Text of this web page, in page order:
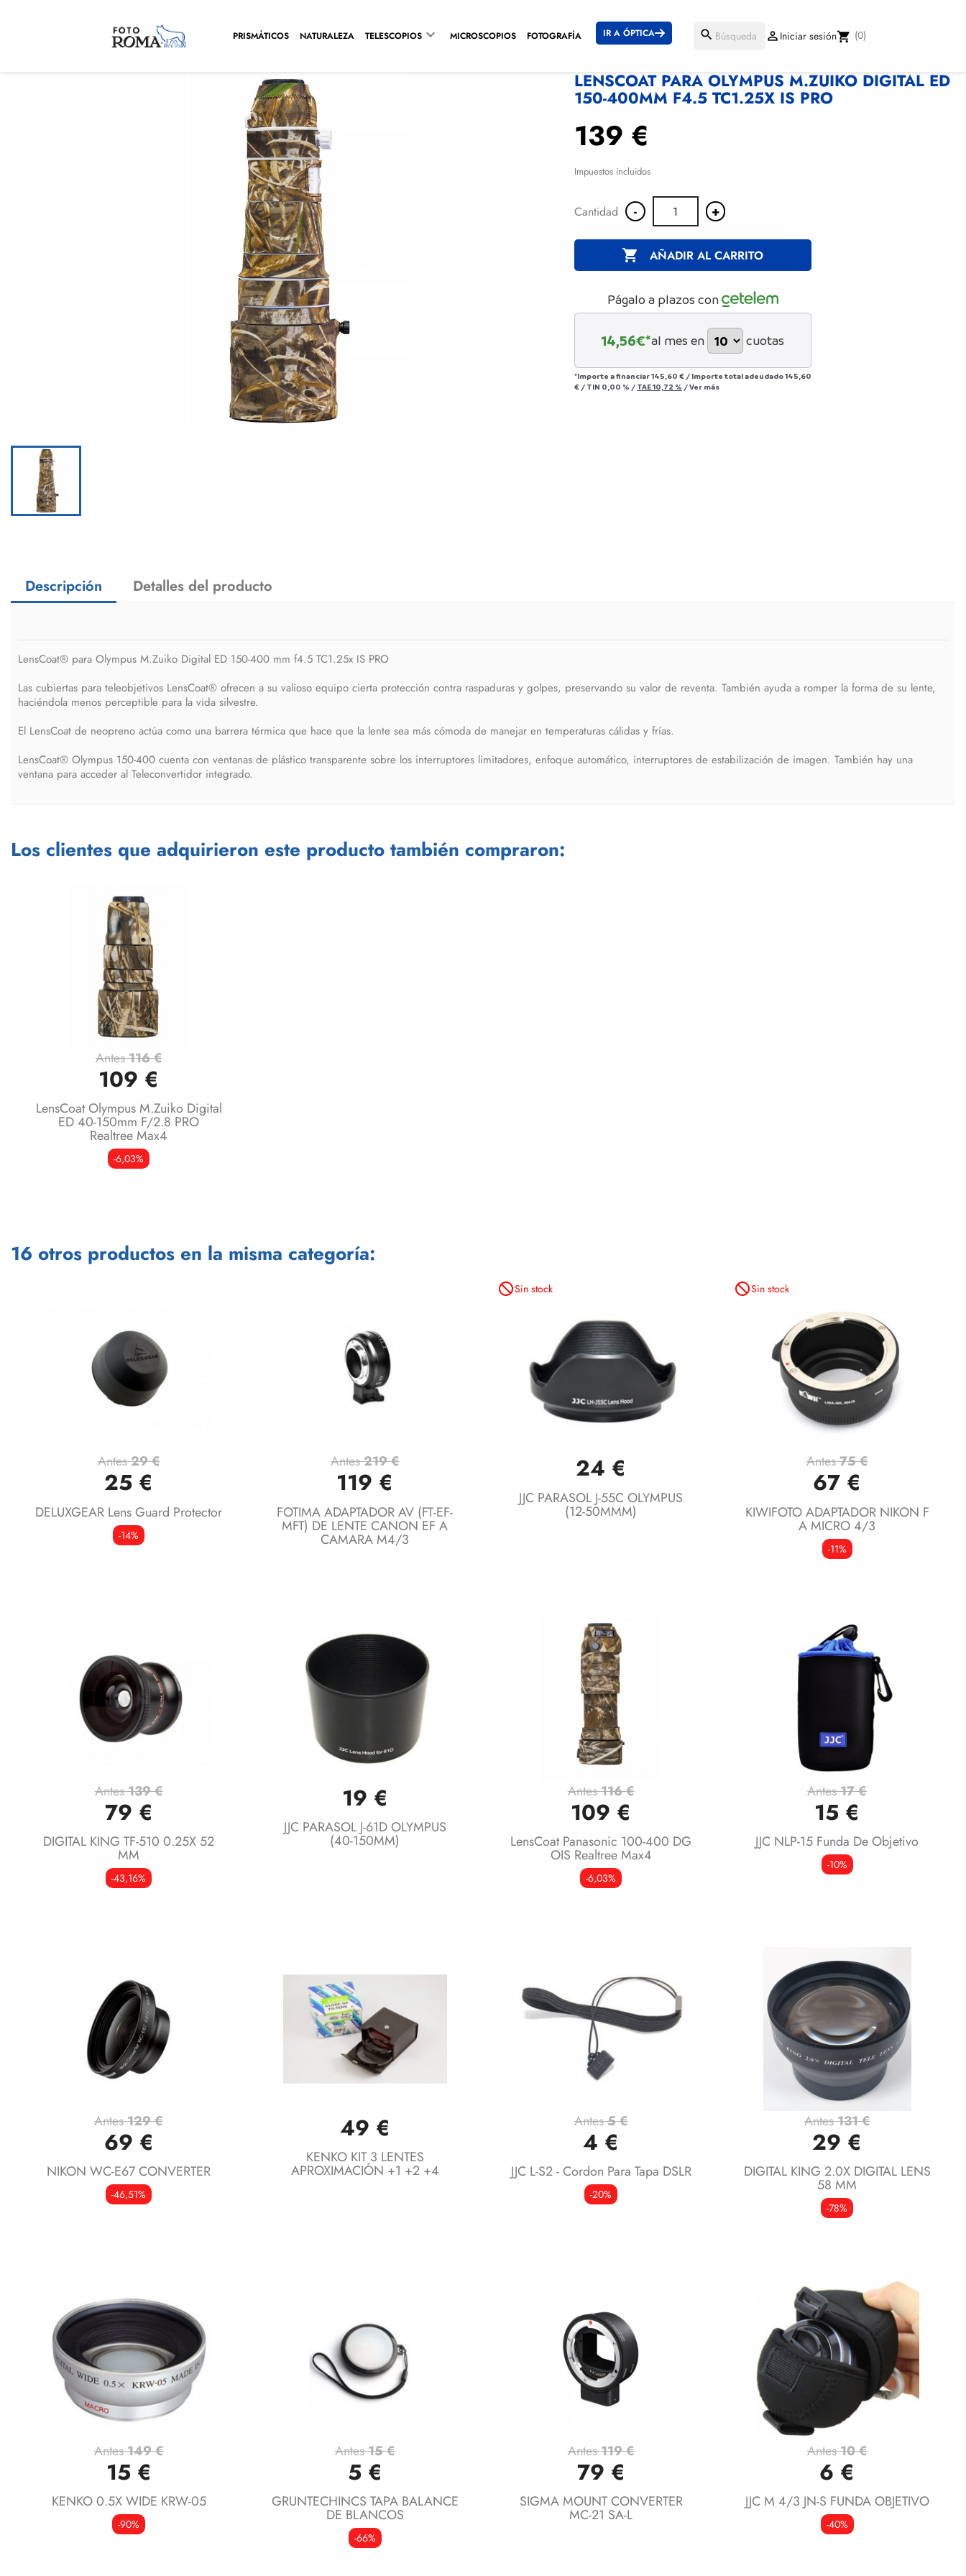
PRISMÁTICOS NATURALEZA TELESCOPIOS  MICROSCOPIOS FOTOGRAFÍA IR A ÓPTICA search  Iniciar sesiónshopping_cart (0)
LENSCOAT PARA OLYMPUS M.ZUIKO DIGITAL ED
150-400MM F4.5 TC1.25X IS PRO
139 €
Impuestos incluidos
Cantidad - +
 AÑADIR AL CARRITO
Págalo a plazos con
14,56€*al mes en cuotas
*Importe a financiar145,60 € / Importe total adeudado145,60
€/ TIN 0,00 % / TAE10,72 % /Ver más
Descripción Detalles del producto
LensCoat® para Olympus M.Zuiko Digital ED 150-400 mm f4.5 TC1.25x IS PRO
Las cubiertas para teleobjetivos LensCoat® ofrecen a su valioso equipo cierta protección contra raspaduras y golpes, preservando su valor de reventa. También ayuda a romper la forma de su lente,
haciéndola menos perceptible para la vida silvestre.
El LensCoat de neopreno actúa como una barrera térmica que hace que la lente sea más cómoda de manejar en temperaturas cálidas y frías.
LensCoat® Olympus 150-400 cuenta con ventanas de plástico transparente sobre los interruptores limitadores, enfoque automático, interruptores de estabilización de imagen. También hay una
ventana para acceder al Teleconvertidor integrado.
Los clientes que adquirieron este producto también compraron:
Vista rápida
Antes116 €
109 €
LensCoat Olympus M.Zuiko Digital
ED 40-150mm F/2.8 PRO
Realtree Max4
-6,03%
16 otros productos en la misma categoría:
Vista rápida
Antes29 €
25 €
DELUXGEAR Lens Guard Protector
-14%
Vista rápida
Antes219 €
119 €
FOTIMA ADAPTADOR AV (FT-EF-
MFT) DE LENTE CANON EF A
CAMARA M4/3
not_interestedSin stock
Vista rápida
24 €
JJC PARASOL J-55C OLYMPUS
(12-50MMM)
not_interestedSin stock
Vista rápida
Antes75 €
67 €
KIWIFOTO ADAPTADOR NIKON F
A MICRO 4/3
-11%
Vista rápida
Antes139 €
79 €
DIGITAL KING TF-510 0.25X 52
MM
-43,16%
Vista rápida
19 €
JJC PARASOL J-61D OLYMPUS
(40-150MM)
Vista rápida
Antes116 €
109 €
LensCoat Panasonic 100-400 DG
OIS Realtree Max4
-6,03%
Vista rápida
Antes17 €
15 €
JJC NLP-15 Funda De Objetivo
-10%
Vista rápida
Antes129 €
69 €
NIKON WC-E67 CONVERTER
-46,51%
Vista rápida
49 €
KENKO KIT 3 LENTES
APROXIMACIÓN +1 +2 +4
Vista rápida
Antes5 €
4 €
JJC L-S2 - Cordon Para Tapa DSLR
-20%
Vista rápida
Antes131 €
29 €
DIGITAL KING 2.0X DIGITAL LENS
58 MM
-78%
Vista rápida
Antes149 €
15 €
KENKO 0.5X WIDE KRW-05
-90%
Vista rápida
Antes15 €
5 €
GRUNTECHINCS TAPA BALANCE
DE BLANCOS
-66%
Vista rápida
Antes119 €
79 €
SIGMA MOUNT CONVERTER
MC-21 SA-L
Vista rápida
Antes10 €
6 €
JJC M 4/3 JN-S FUNDA OBJETIVO
-40%